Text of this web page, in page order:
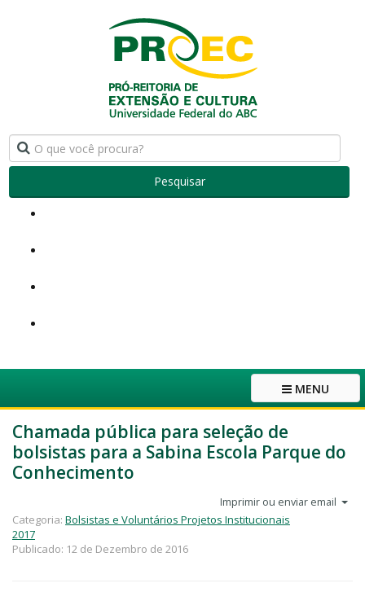
Pesquisar
MENU
Chamada pública para seleção de
bolsistas para a Sabina Escola Parque do
Conhecimento
Imprimir ou enviar email
Categoria: Bolsistas e Voluntários Projetos Institucionais
2017
Publicado: 12 de Dezembro de 2016